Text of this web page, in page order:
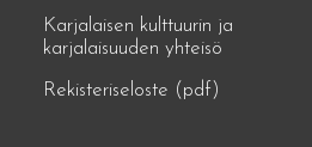
Karjalaisen kulttuurin ja
karjalaisuuden yhteisö
Rekisteriseloste (pdf)